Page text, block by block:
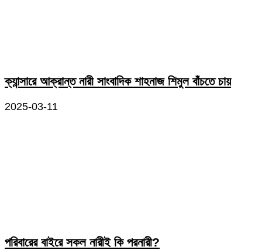
ক্যান্সারে আক্রান্ত নারী সাংবাদিক শাহনাজ শিমুল বাঁচতে চায়
2025-03-11
পরিবারের বাইরে সকল নারীই কি পরনারী?